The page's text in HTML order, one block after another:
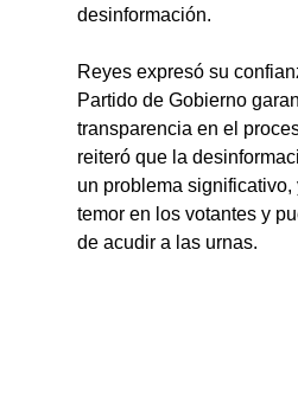
desinformación.
Reyes expresó su
Partido de Gobierno
transparencia en el
reiteró que la
un problema significativo,
temor en los votantes y
de acudir a las urnas.